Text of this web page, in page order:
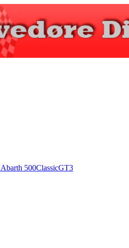
Abarth 500ClassicGT3